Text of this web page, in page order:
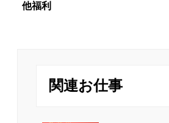
レーンベトナムは特に年2回の
楽しませています。エキサイティン
チームビルディングゲームは、リバ
チームビルディング・ファミ
他福利
関連お仕事